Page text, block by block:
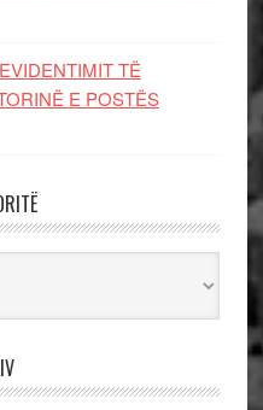
TË
E POSTËS